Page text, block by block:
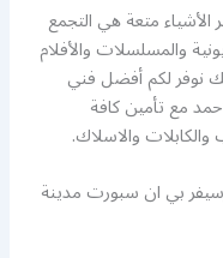
الأشياء متعة هي التجمع
والمسلسلات والأفلام
نوفر لكم أفضل فني
مع تأمين كافة
والاسلاك.
بي ان سبورت مدينة